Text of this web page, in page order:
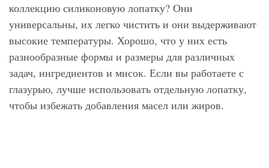
коллекцию силиконовую лопатку? Они
универсальны, их легко чистить и они выдерживают
высокие температуры. Хорошо, что у них есть
разнообразные формы и размеры для различных
задач, ингредиентов и мисок. Если вы работаете с
глазурью, лучше использовать отдельную лопатку,
чтобы избежать добавления масел или жиров.